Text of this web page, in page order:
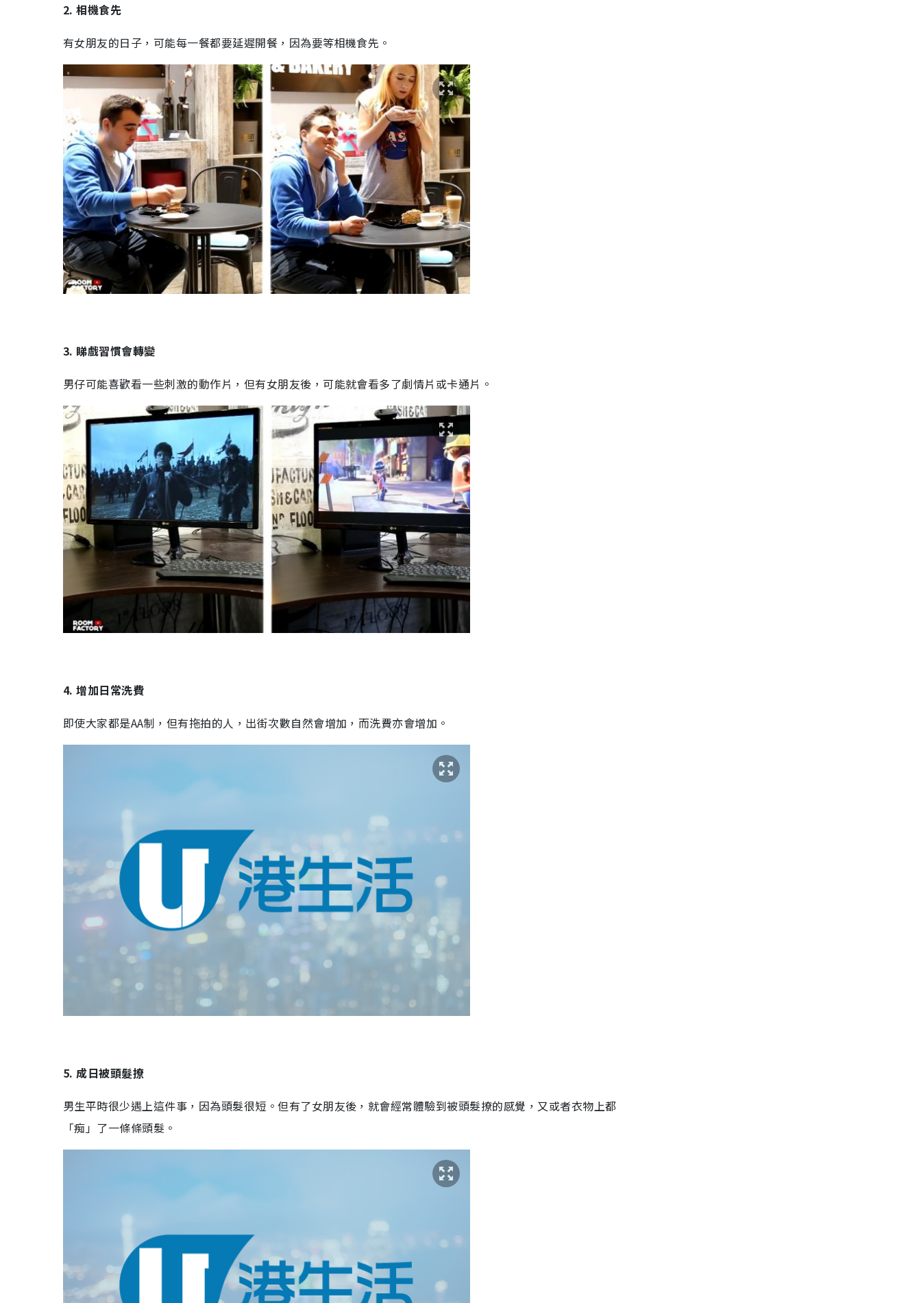
2. 相機食先
有女朋友的日子，可能每一餐都要延遲開餐，因為要等相機食先。
3. 睇戲習慣會轉變
男仔可能喜歡看一些刺激的動作片，但有女朋友後，可能就會看多了劇情片或卡通片。
4. 增加日常洗費
即使大家都是AA制，但有拖拍的人，出街次數自然會增加，而洗費亦會增加。
5. 成日被頭髮撩
男生平時很少遇上這件事，因為頭髮很短。但有了女朋友後，就會經常體驗到被頭髮撩的感覺，又或者衣物上都
「痴」了一條條頭髮。